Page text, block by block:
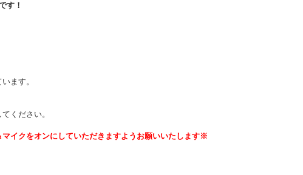
す！
ます。
ください。
イクをオンにしていただきますようお願いいたします※